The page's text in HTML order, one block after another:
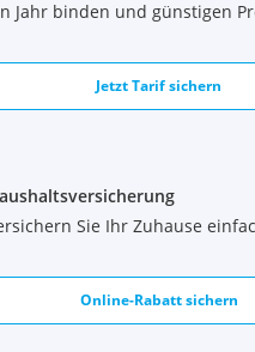
Jahr binden und günstigen
Jetzt Tarif sichern
Sie Ihr Zuhause
Online-Rabatt sichern